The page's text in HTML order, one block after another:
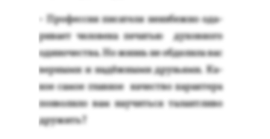
- Про­фес­сия пи­сате­ля не­из­бежно ода­
рива­ет че­лове­ка пе­чатью ду­хов­но­го
оди­ночес­тва. Но жизнь не об­де­лила вас
вер­ны­ми и на­дёж­ны­ми друзь­ями. Ка­
кое са­мое глав­ное ка­чес­тво ха­рак­те­ра
поз­во­лило вам на­учить­ся та­лан­тли­во
дру­жить?